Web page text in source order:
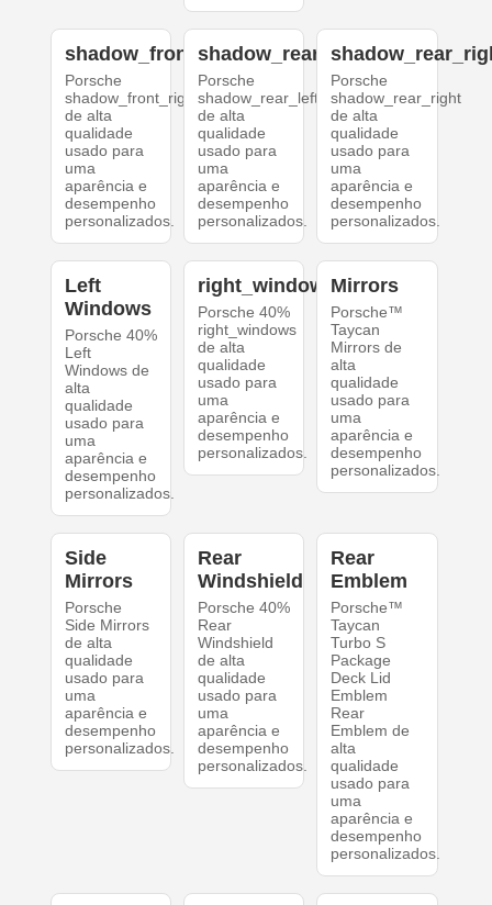
shadow_front_right
Porsche
shadow_front_right
de alta
qualidade
usado para
uma
aparência e
desempenho
personalizados.
shadow_rear_left
Porsche
shadow_rear_left
de alta
qualidade
usado para
uma
aparência e
desempenho
personalizados.
Porsche
shadow_rear_right
de alta
qualidade
usado para
uma
aparência e
desempenho
personalizados.
Left
Windows
Porsche 40%
Left
Windows de
alta
qualidade
usado para
uma
aparência e
desempenho
personalizados.
right_windows
Porsche 40%
right_windows
de alta
qualidade
usado para
uma
aparência e
desempenho
personalizados.
Mirrors
Porsche™
Taycan
Mirrors de
alta
qualidade
usado para
uma
aparência e
desempenho
personalizados.
Side
Mirrors
Porsche
Side Mirrors
de alta
qualidade
usado para
uma
aparência e
desempenho
personalizados.
Rear
Windshield
Porsche 40%
Rear
Windshield
de alta
qualidade
usado para
uma
aparência e
desempenho
personalizados.
Rear
Emblem
Porsche™
Taycan
Turbo S
Package
Deck Lid
Emblem
Rear
Emblem de
alta
qualidade
usado para
uma
aparência e
desempenho
personalizados.